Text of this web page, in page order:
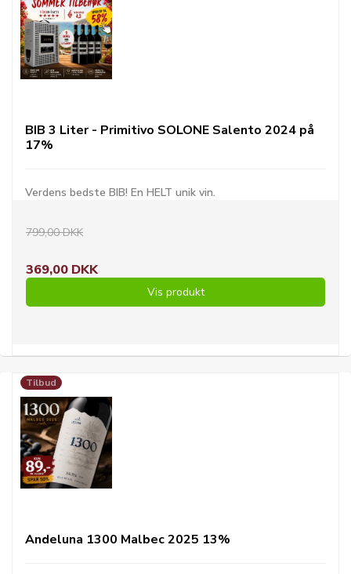
BIB 3 Liter - Primitivo SOLONE Salento 2024 på
17%
Verdens bedste BIB! En HELT unik vin.
799,00 DKK
369,00 DKK
Vis produkt
Tilbud
Andeluna 1300 Malbec 2025 13%